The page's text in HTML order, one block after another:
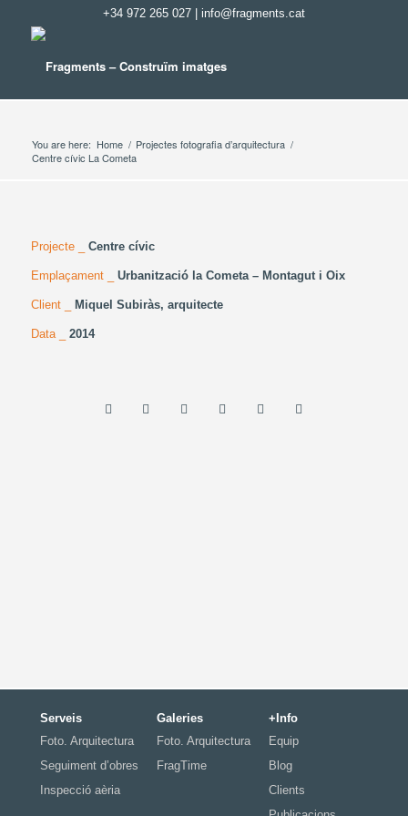
+34 972 265 027| info@fragments.cat
You are here: Home / Projectes fotografia d’arquitectura /
Centre cívic La Cometa
Projecte _ Centre cívic
Emplaçament _ Urbanització la Cometa – Montagut i Oix
Client _ Miquel Subiràs, arquitecte
Data _ 2014
Serveis
Foto. Arquitectura
Seguiment d’obres
Inspecció aèria
Galeries
Foto. Arquitectura
FragTime
+Info
Equip
Blog
Clients